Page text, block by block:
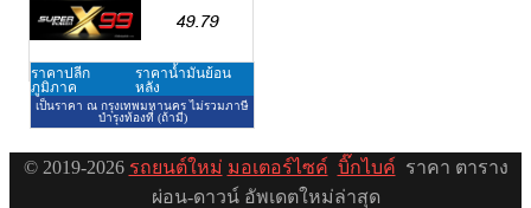
© 2019-2026 รถยนต์ใหม่ มอเตอร์ไซค์ บิ๊กไบค์ ราคา ตาราง
ผ่อน-ดาวน์ อัพเดตใหม่ล่าสุด